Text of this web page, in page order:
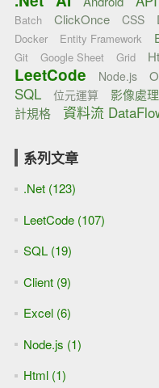
[AI] 進行OpenAI API的
[AI] 使用Jupyter
照片
[AI] 使用Google Colab
片
[AI] 使用Azure openai
[Python] 使用Langchain
openai
[Python] 使用Langchain
[Python] 使用Langchain